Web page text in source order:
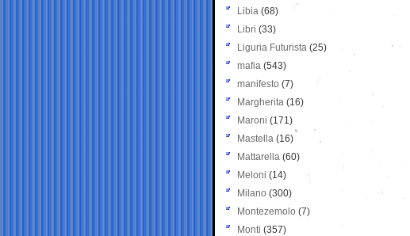
Libia (68)
Libri (33)
Liguria Futurista (25)
mafia (543)
manifesto (7)
Margherita (16)
Maroni (171)
Mastella (16)
Mattarella (60)
Meloni (14)
Milano (300)
Montezemolo (7)
Monti (357)